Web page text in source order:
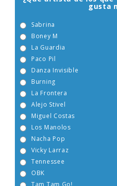
¿Qué artista de los que
gusta
Boney M
Burning
Alejo Stivel
Miguel Costas
Nacha Pop
Vicky Larraz